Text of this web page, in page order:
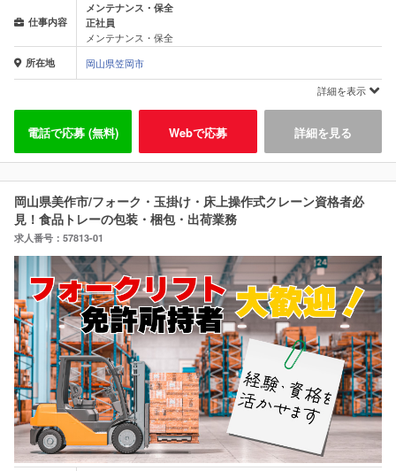
仕事内容
メンテナンス・保全
正社員
メンテナンス・保全
所在地
岡山県笠岡市
詳細を表示
電話で応募 (無料) Webで応募 詳細を見る
岡山県美作市/フォーク・玉掛け・床上操作式クレーン資格者必
見！食品トレーの包装・梱包・出荷業務
求人番号：57813-01